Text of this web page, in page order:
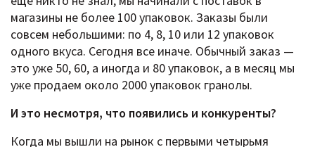
магазины не более 100 упаковок. Заказы были
совсем небольшими: по 4, 8, 10 или 12 упаковок
одного вкуса. Сегодня все иначе. Обычный заказ —
это уже 50, 60, а иногда и 80 упаковок, а в месяц мы
уже продаем около 2000 упаковок гранолы.
И это несмотря, что появились и конкуренты?
Когда мы вышли на рынок с первыми четырьмя